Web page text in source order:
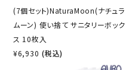
(7個セット)NaturaMoon(ナチュラ
ムーン) 使い捨て サニタリーボック
ス 10枚入
¥6,930 (税込)